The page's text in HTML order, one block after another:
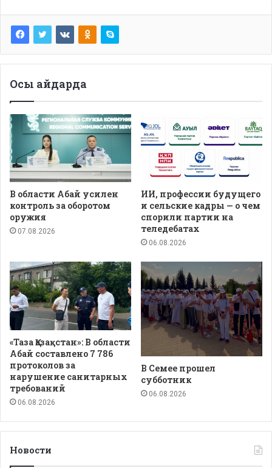
Осы айдарда
В области Абай усилен
контроль за оборотом
оружия
07.08.2026
ИИ, профессии будущего
и сельские кадры — о чем
спорили партии на
теледебатах
06.08.2026
«Таза Қазақстан»: В области
Абай составлено 7 786
протоколов за
нарушение санитарных
требований
06.08.2026
В Семее прошел
субботник
06.08.2026
Новости